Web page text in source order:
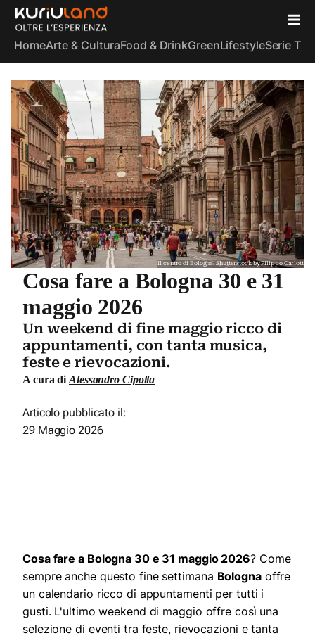
HomeArte & CulturaFood & DrinkGreenLifestyleSerie TV
Il centro di Bologna. Shutterstock by Filippo Carlott
Cosa fare a Bologna 30 e 31
maggio 2026
Un weekend di fine maggio ricco di
appuntamenti, con tanta musica,
feste e rievocazioni.
A cura di Alessandro Cipolla
Articolo pubblicato il:
29 Maggio 2026
Cosa fare a Bologna 30 e 31 maggio 2026? Come
sempre anche questo fine settimana Bolognaoffre
un calendario ricco di appuntamenti per tutti i
gusti. L'ultimo weekend di maggio offre così una
selezione di eventi tra feste, rievocazioni e tanta